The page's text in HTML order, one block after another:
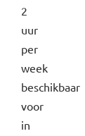
2
uur
per
week
beschikbaar
voor
in